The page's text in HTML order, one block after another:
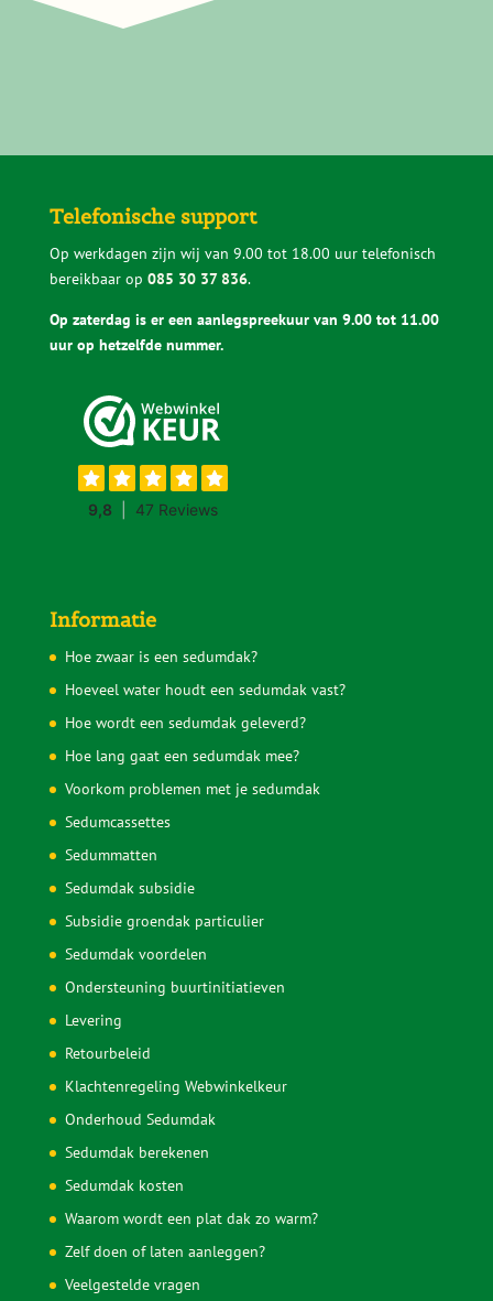
Telefonische support
Op werkdagen zijn wij van 9.00 tot 18.00 uur telefonisch
bereikbaar op 085 30 37 836.
Op zaterdag is er een aanlegspreekuur van 9.00 tot 11.00
uur op hetzelfde nummer.
Informatie
Hoe zwaar is een sedumdak?
Hoeveel water houdt een sedumdak vast?
Hoe wordt een sedumdak geleverd?
Hoe lang gaat een sedumdak mee?
Voorkom problemen met je sedumdak
Sedumcassettes
Sedummatten
Sedumdak subsidie
Subsidie groendak particulier
Sedumdak voordelen
Ondersteuning buurtinitiatieven
Levering
Retourbeleid
Klachtenregeling Webwinkelkeur
Onderhoud Sedumdak
Sedumdak berekenen
Sedumdak kosten
Waarom wordt een plat dak zo warm?
Zelf doen of laten aanleggen?
Veelgestelde vragen